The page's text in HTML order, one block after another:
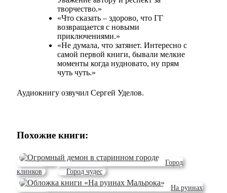
творчество.»
«Что сказать – здорово, что ГГ
возвращается с новыми
приключениями.»
«Не думала, что затянет. Интересно с
самой первой книги, бывали мелкие
моменты когда нудновато, ну прям
чуть чуть.»
Аудиокнигу озвучил Сергей Уделов.
Похожие книги:
Город
клинков
Город чудес
На руинах